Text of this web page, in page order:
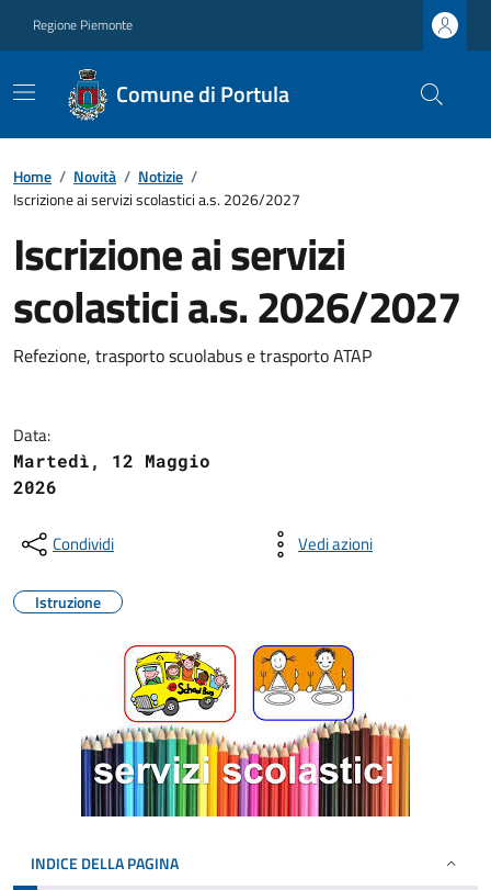
Regione Piemonte
Comune di Portula
Home / Novità / Notizie /
Iscrizione ai servizi scolastici a.s. 2026/2027
Iscrizione ai servizi
scolastici a.s. 2026/2027
Refezione, trasporto scuolabus e trasporto ATAP
Data:
Martedì, 12 Maggio
2026
Condividi Vedi azioni
Istruzione
INDICE DELLA PAGINA